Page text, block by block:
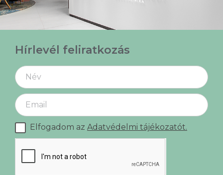
Hírlevél feliratkozás
Elfogadom az Adatvédelmi tájékozatót.